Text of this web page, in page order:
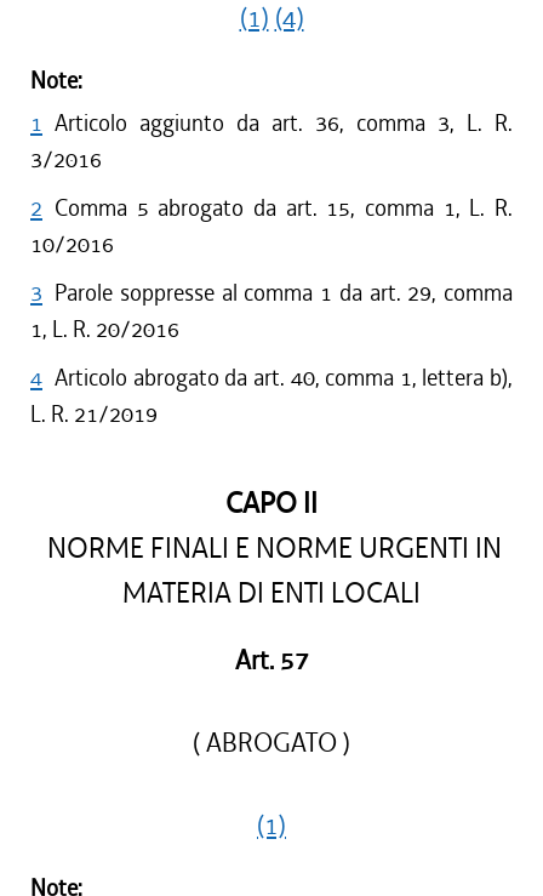
(1) (4)
Note:
1 Articolo aggiunto da art. 36, comma 3, L. R.
3/2016
2 Comma 5 abrogato da art. 15, comma 1, L. R.
10/2016
3 Parole soppresse al comma 1 da art. 29, comma
1, L. R. 20/2016
4 Articolo abrogato da art. 40, comma 1, lettera b),
L. R. 21/2019
CAPO II
NORME FINALI E NORME URGENTI IN
MATERIA DI ENTI LOCALI
Art. 57
( ABROGATO )
(1)
Note: